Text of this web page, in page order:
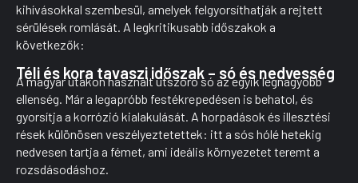
kihívásokkal szembesül, amelyek felgyorsíthatják a rejtett
sérülések romlását. A legkritikusabb időszakok a
következők:
Téli és kora tavaszi időszak – só és nedvesség
A magyar utakon használt útszóró só az egyik legnagyobb
ellenség. Már a legapróbb festékrepedésen is behatol, és
gyorsítja a korrózió kialakulását. A horpadások és illesztési
rések különösen veszélyeztetettek: itt a sós hólé hetekig
nedvesen tartja a fémet, ami ideális környezetet teremt a
rozsdásodáshoz.